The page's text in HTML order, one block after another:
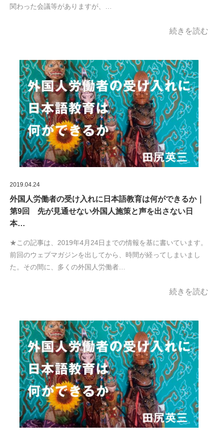
関わった会議等がありますが、…
続きを読む
2019.04.24
外国人労働者の受け入れに日本語教育は何ができるか｜
第9回 先が見通せない外国人施策と声を出さない日
本…
★この記事は、2019年4月24日までの情報を基に書いています。
前回のウェブマガジンを出してから、時間が経ってしまいまし
た。その間に、多くの外国人労働者…
続きを読む